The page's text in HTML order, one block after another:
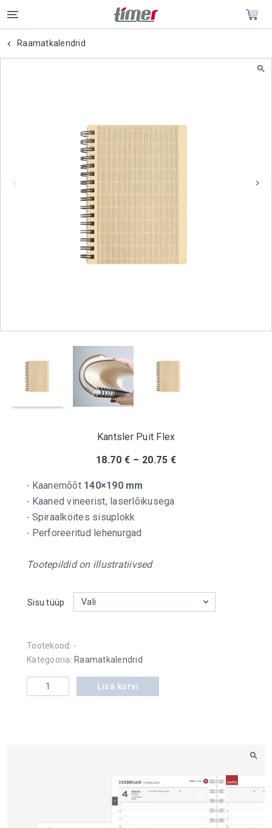
Raamatkalendrid
Kantsler Puit Flex
18.70 € – 20.75 €
· Kaanemõõt 140×190 mm
· Kaaned vineerist, laserlõikusega
· Spiraalköites sisuplokk
· Perforeeritud lehenurgad
Tootepildid on illustratiivsed
Sisu tüüp Vali
Tootekood: -
Kategooria: Raamatkalendrid
Kantsler Puit Flex kogusLisa korvi